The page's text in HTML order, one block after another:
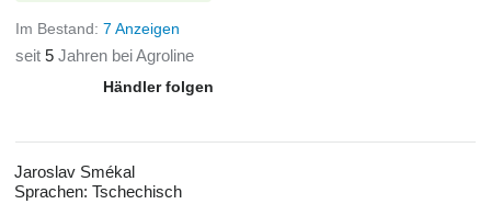
Im Bestand: 7 Anzeigen
seit 5 Jahren bei Agroline
Händler folgen
Jaroslav Smékal
Sprachen: Tschechisch